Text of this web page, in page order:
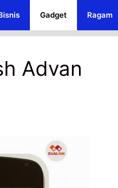
Gadget Ragam
Advan